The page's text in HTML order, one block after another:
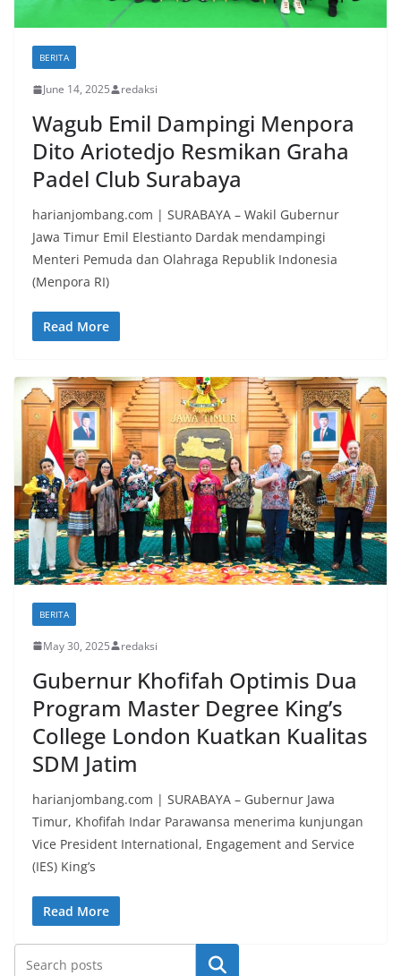
BERITA
June 14, 2025 redaksi
Wagub Emil Dampingi Menpora
Dito Ariotedjo Resmikan Graha
Padel Club Surabaya
harianjombang.com | SURABAYA – Wakil Gubernur
Jawa Timur Emil Elestianto Dardak mendampingi
Menteri Pemuda dan Olahraga Republik Indonesia
(Menpora RI)
Read More
BERITA
May 30, 2025 redaksi
Gubernur Khofifah Optimis Dua
Program Master Degree King’s
College London Kuatkan Kualitas
SDM Jatim
harianjombang.com | SURABAYA – Gubernur Jawa
Timur, Khofifah Indar Parawansa menerima kunjungan
Vice President International, Engagement and Service
(IES) King’s
Read More
Search